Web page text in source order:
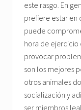
este rasgo. En
prefiere estar en
puede
hora de ejercicio
provocar
son los mejores
otros animales
socialización y
ser miembros